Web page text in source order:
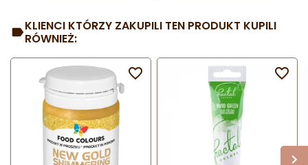
KLIENCI KTÓRZY ZAKUPILI TEN PRODUKT KUPILI
RÓWNIEŻ:
 